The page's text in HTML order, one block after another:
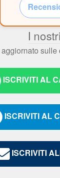
I
sulle
ISCRIVITI AL
ISCRIVITI AL
ISCRIVITI